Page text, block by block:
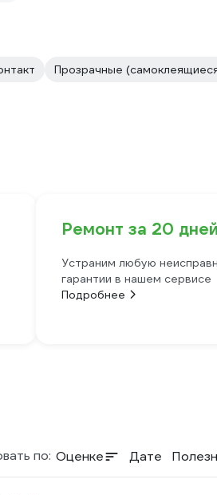
Прозрачные
Ремонт за 20 дней
Устраним любую
гарантии в нашем сервисе
Подробнее
по: Оценке Дате